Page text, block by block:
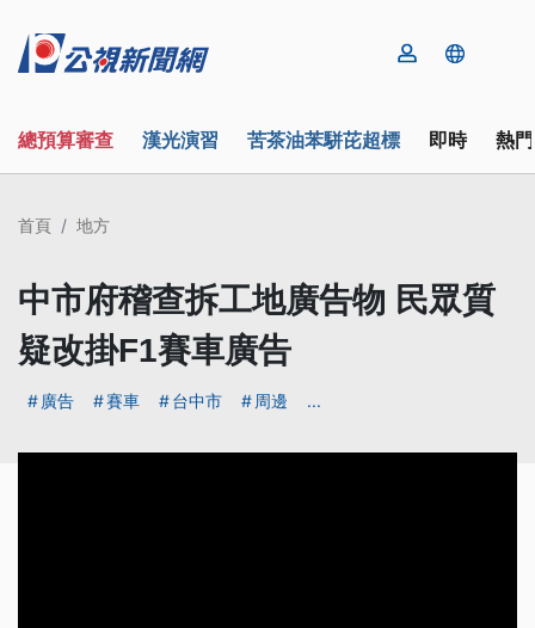
總預算審查 漢光演習 苦茶油苯駢芘超標 即時 熱
首頁 地方
中市府稽查拆工地廣告物 民眾質
疑改掛F1賽車廣告
廣告 賽車 台中市 周邊 ...